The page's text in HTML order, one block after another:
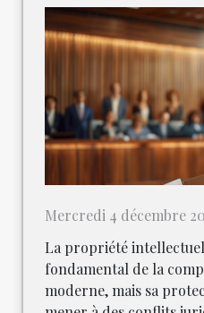
Mercredi 4 décembre
La propriété
fondamental de la
moderne, mais sa